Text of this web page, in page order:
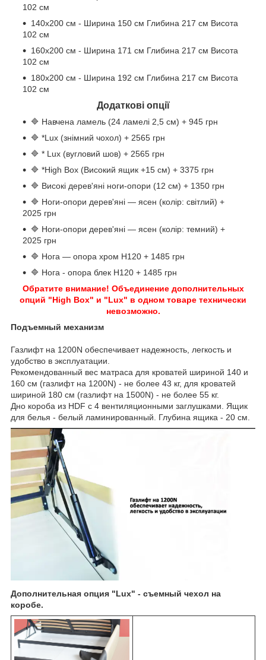
102 см
140х200 см - Ширина 150 см Глибина 217 см Висота
102 см
160х200 см - Ширина 171 см Глибина 217 см Висота
102 см
180х200 см - Ширина 192 см Глибина 217 см Висота
102 см
Додаткові опції
🔷 Навчена ламель (24 ламелі 2,5 см) + 945 грн
🔷 *Lux (знімний чохол) + 2565 грн
🔷 * Lux (вугловий шов) + 2565 грн
🔷 *High Box (Високий ящик +15 см) + 3375 грн
🔷 Високі дерев'яні ноги-опори (12 см) + 1350 грн
🔷 Ноги-опори дерев'яні — ясен (колір: світлий) +
2025 грн
🔷 Ноги-опори дерев'яні — ясен (колір: темний) +
2025 грн
🔷 Нога — опора хром H120 + 1485 грн
🔷 Нога - опора блек H120 + 1485 грн
Обратите внимание! Объединение дополнительных
опций "High Box" и "Lux" в одном товаре технически
невозможно.
Подъемный механизм
Газлифт на 1200N обеспечивает надежность, легкость и
удобство в эксплуатации.
Рекомендованный вес матраса для кроватей шириной 140 и
160 см (газлифт на 1200N) - не более 43 кг, для кроватей
шириной 180 см (газлифт на 1500N) - не более 55 кг.
Дно короба из HDF с 4 вентиляционными заглушками. Ящик
для белья - белый ламинированный. Глубина ящика - 20 см.
Дополнительная опция "Lux" - съемный чехол на
коробе.